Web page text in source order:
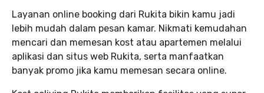
Layanan online booking dari Rukita bikin kamu jadi
lebih mudah dalam pesan kamar. Nikmati kemudahan
mencari dan memesan kost atau apartemen melalui
aplikasi dan situs web Rukita, serta manfaatkan
banyak promo jika kamu memesan secara online.